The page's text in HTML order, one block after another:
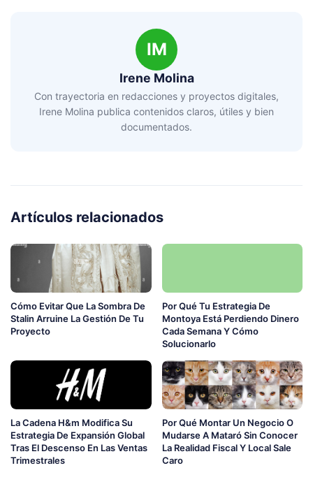
IM
Irene Molina
Con trayectoria en redacciones y proyectos digitales,
Irene Molina publica contenidos claros, útiles y bien
documentados.
Artículos relacionados
Cómo Evitar Que La Sombra De
Stalin Arruine La Gestión De Tu
Proyecto
Por Qué Tu Estrategia De
Montoya Está Perdiendo Dinero
Cada Semana Y Cómo
Solucionarlo
La Cadena H&m Modifica Su
Estrategia De Expansión Global
Tras El Descenso En Las Ventas
Trimestrales
Por Qué Montar Un Negocio O
Mudarse A Mataró Sin Conocer
La Realidad Fiscal Y Local Sale
Caro